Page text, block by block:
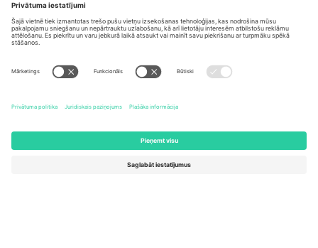
Germany
Unter den Linden 24, 10117
United Kingdom
167 City Road, London, Greater
Kingdom
United States
Newark, Delaware 19713, United
States
Switzerland
Engelberg, Switzerland